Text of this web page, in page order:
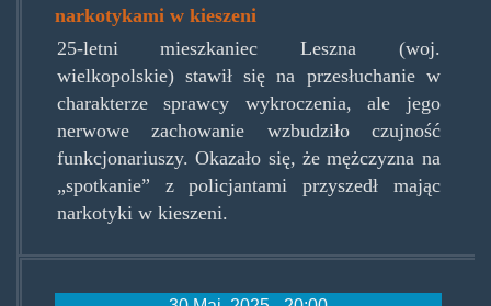
narkotykami w kieszeni
25-letni mieszkaniec Leszna (woj.
wielkopolskie) stawił się na przesłuchanie w
charakterze sprawcy wykroczenia, ale jego
nerwowe zachowanie wzbudziło czujność
funkcjonariuszy. Okazało się, że mężczyzna na
„spotkanie” z policjantami przyszedł mając
narkotyki w kieszeni.